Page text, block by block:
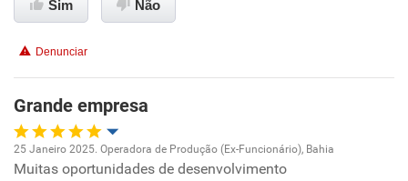
Recomenda esta empresa
Recomenda a diretoria
Sim Não
Denunciar
Grande empresa
Oportunidade de promoção
25 Janeiro 2025. Operadora de Produção (Ex-Funcionário), Bahia
Muitas oportunidades de desenvolvimento